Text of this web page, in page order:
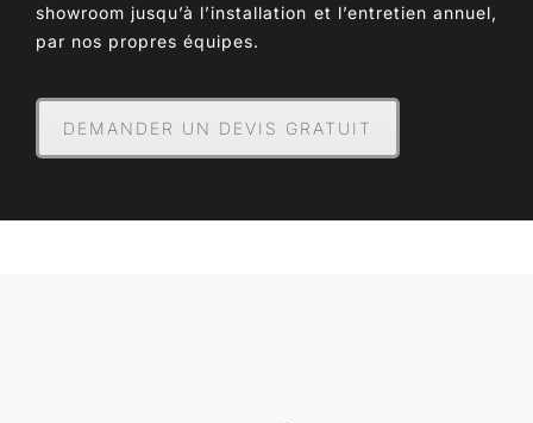
showroom jusqu’à l’installation et l’entretien annuel,
par nos propres équipes.
DEMANDER UN DEVIS GRATUIT